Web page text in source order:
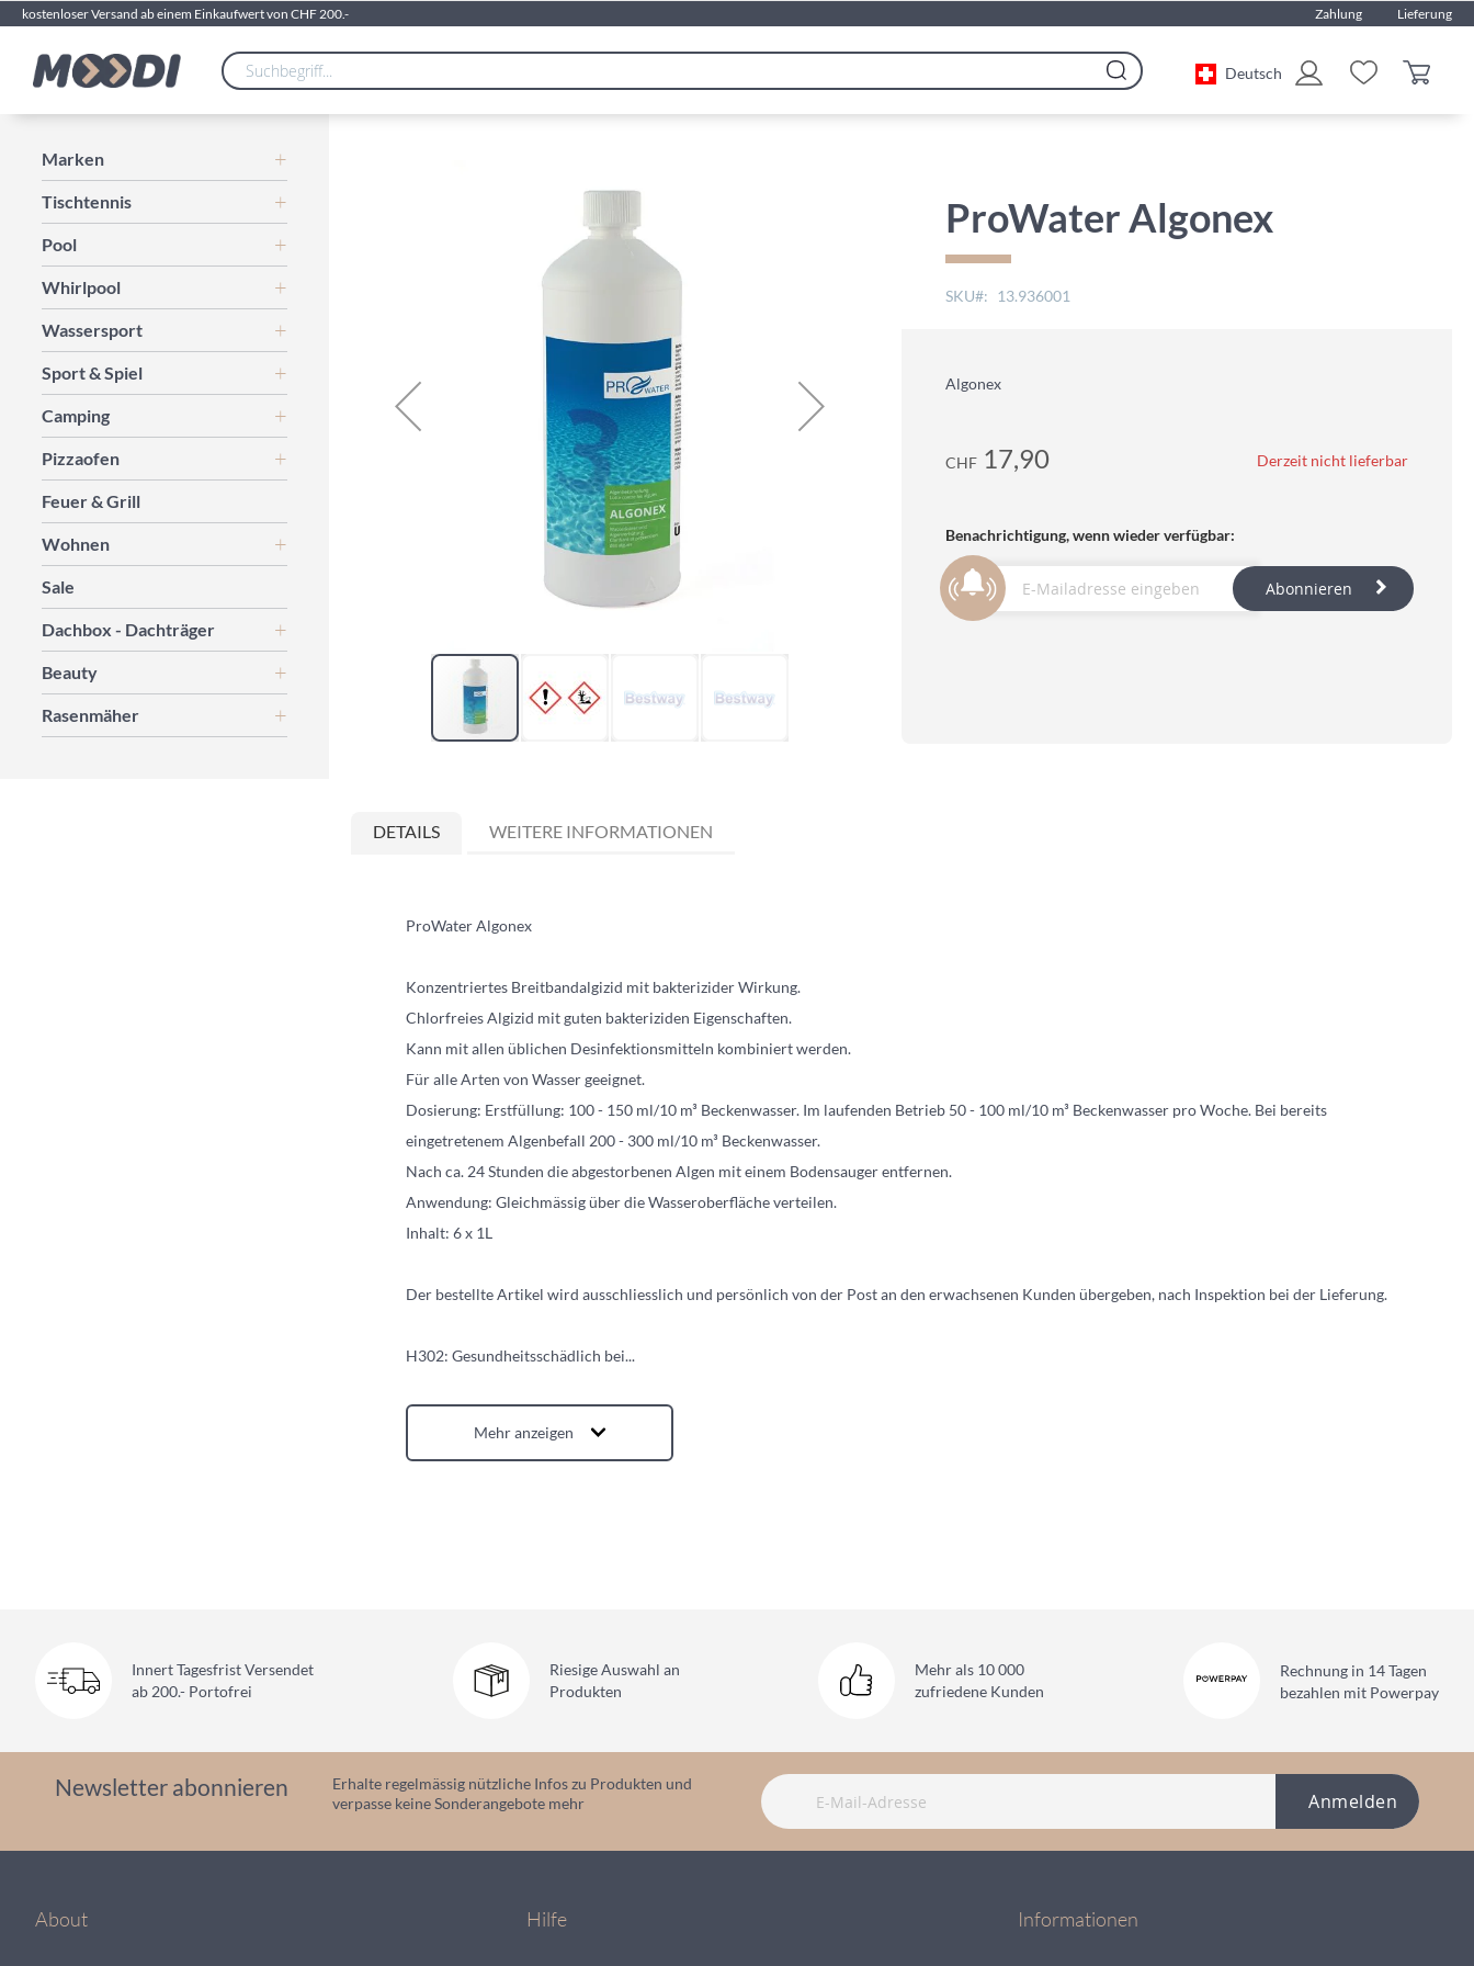
kostenloser Versand ab einem Einkaufwert von CHF 200.- Zahlung Lieferung
Search
Deutsch
ProWater Algonex
SKU 13.936001
Algonex
CHF 17,90 Derzeit nicht lieferbar
Benachrichtigung, wenn wieder verfügbar:
Abonnieren
Bildgalerie
DETAILS
ProWater Algonex
Konzentriertes Breitbandalgizid mit bakterizider Wirkung.
Chlorfreies Algizid mit guten bakteriziden Eigenschaften.
Kann mit allen üblichen Desinfektionsmitteln kombiniert werden.
Für alle Arten von Wasser geeignet.
Dosierung: Erstfüllung: 100 - 150 ml/10 m³ Beckenwasser. Im laufenden Betrieb 50 - 100 ml/10 m³ Beckenwasser pro Woche. Bei bereits
eingetretenem Algenbefall 200 - 300 ml/10 m³ Beckenwasser.
Nach ca. 24 Stunden die abgestorbenen Algen mit einem Bodensauger entfernen.
Anwendung: Gleichmässig über die Wasseroberfläche verteilen.
Inhalt: 6 x 1L
Der bestellte Artikel wird ausschliesslich und persönlich von der Post an den erwachsenen Kunden übergeben, nach Inspektion bei der Lieferung.
H302: Gesundheitsschädlich bei...
Mehr anzeigen
WEITERE INFORMATIONEN
Marken
Tischtennis
Pool
Whirlpool
Wassersport
Sport & Spiel
Camping
Pizzaofen
Feuer & Grill
Wohnen
Sale
Dachbox - Dachträger
Beauty
Rasenmäher
Innert Tagesfrist Versendet
ab 200.- Portofrei
Riesige Auswahl an
Produkten
Mehr als 10 000
zufriedene Kunden
Rechnung in 14 Tagen
bezahlen mit Powerpay
Newsletter abonnieren
Erhalte regelmässig nützliche Infos zu Produkten und
verpasse keine Sonderangebote mehr
Anmelden
About Hilfe Informationen